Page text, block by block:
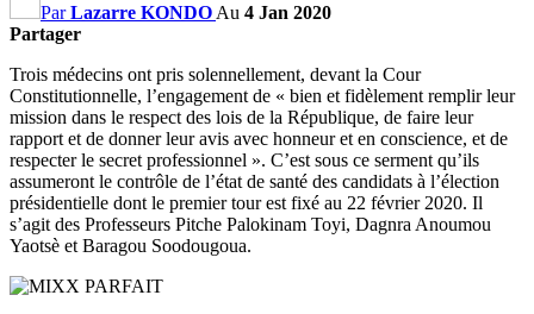
ParLazarre KONDO Au 4 Jan 2020
Partager
Trois médecins ont pris solennellement, devant la Cour
Constitutionnelle, l’engagement de « bien et fidèlement remplir leur
mission dans le respect des lois de la République, de faire leur
rapport et de donner leur avis avec honneur et en conscience, et de
respecter le secret professionnel ». C’est sous ce serment qu’ils
assumeront le contrôle de l’état de santé des candidats à l’élection
présidentielle dont le premier tour est fixé au 22 février 2020. Il
s’agit des Professeurs Pitche Palokinam Toyi, Dagnra Anoumou
Yaotsè et Baragou Soodougoua.